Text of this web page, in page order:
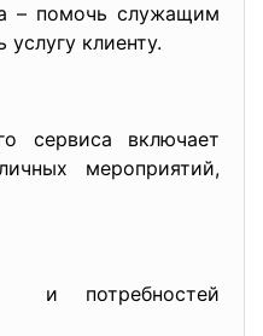
– помочь служащим
услугу клиенту.
сервиса включает
мероприятий,
и потребностей